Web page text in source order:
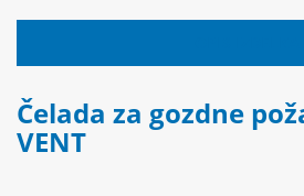
Čelada za gozdne
VENT